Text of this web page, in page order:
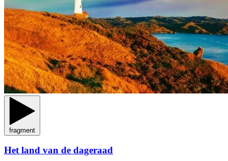
fragment
Het land van de dageraad